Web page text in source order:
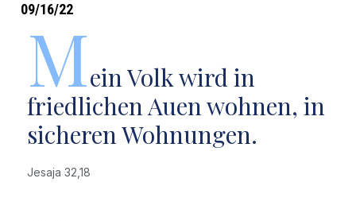
09/16/22
Mein Volk wird in
friedlichen Auen wohnen, in
sicheren Wohnungen.
Jesaja 32,18